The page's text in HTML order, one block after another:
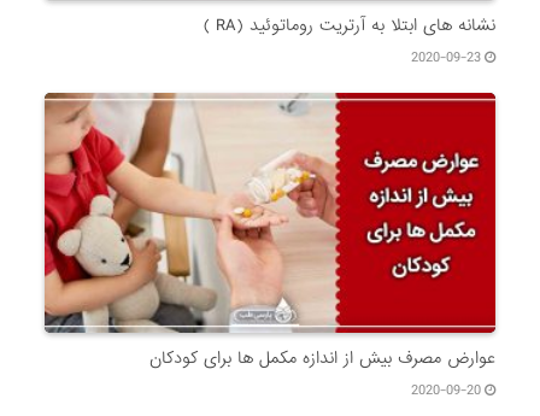
نشانه های ابتلا به آرتریت روماتوئید (RA )
2020-09-23
عوارض مصرف بیش از اندازه مکمل ها برای کودکان
2020-09-20